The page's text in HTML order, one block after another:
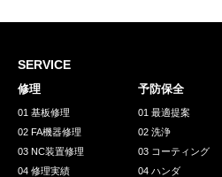
RECRUIT
採用情報
GREEN
お問い合わせ
SERVICE
修理
01 基板修理
02 FA機器修理
03 NC装置修理
04 修理実績
予防保全
01 最適提案
02 洗浄
03 コーティング
04 ハンダ